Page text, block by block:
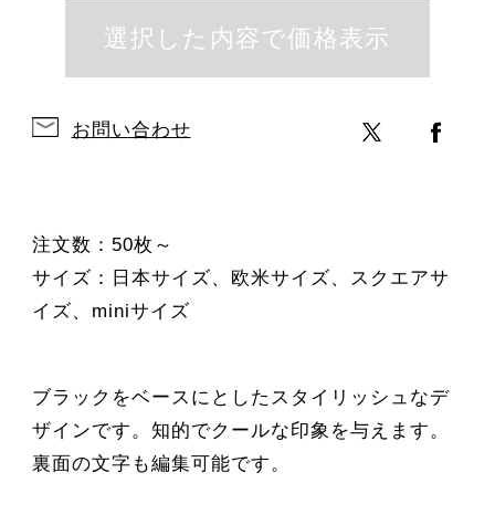
お問い合わせ
注文数：50枚～
サイズ：日本サイズ、欧米サイズ、スクエアサ
イズ、miniサイズ
ブラックをベースにとしたスタイリッシュなデ
ザインです。知的でクールな印象を与えます。
裏面の文字も編集可能です。